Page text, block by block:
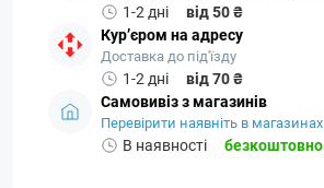
1-2 дні
від 50 ₴
Кур’єром на адресу
Доставка до під'їзду
1-2 дні
від 70 ₴
Самовивіз з магазинів
Перевірити наявніть в магазинах
В наявності безкоштовно